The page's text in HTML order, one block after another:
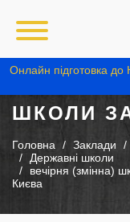
Онлайн підготовка
ШКОЛИ
Головна Заклади
Державні школи
вечірня (змінна)
Києва